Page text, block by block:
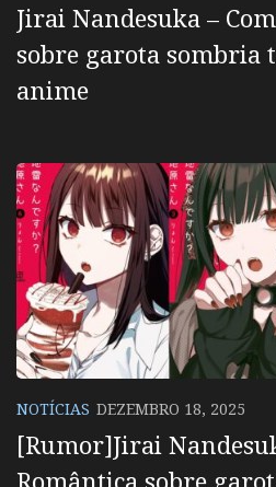
Jirai Nandesuka –
sobre garota sombria
anime
NOTÍCIAS DEZEMBRO 18, 2025
[Rumor]Jirai